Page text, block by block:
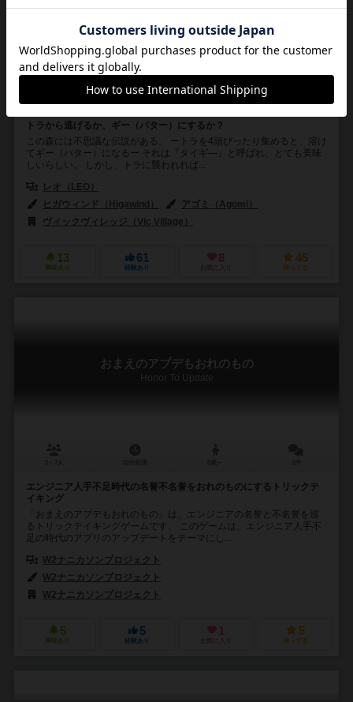
6.1
トラから逃げるか、ギー（バター）にするか？
この森には不思議な伝説がある。 ートラを4頭ぴったり集めると、溶け
てギー（バター）になるー それは『タイギ―』と呼ばれ、とても美味
しいらしい。 しかし、トラに襲われれば...
レオ（LEO）
ヒガウィンド（Higawind）
アゴミ（Agomi）
ヴィックヴィレッジ（Vic Village）
13
興味あり
61
経験あり
8
お気に入り
45
持ってる
おまえのアプデもおれのもの
Honor To Update
エンジニア人手不足時代の名誉不名誉をおれのものにするトリックテ
イキング
「おまえのアプデもおれのもの」は、エンジニアの名誉と不名誉を巡
るトリックテイキングゲームです。 このゲームは、エンジニア人手不
足の時代のアプリのアップデートをテーマにし...
W2ナニカソンプロジェクト
W2ナニカソンプロジェクト
W2ナニカソンプロジェクト
5
興味あり
5
経験あり
1
お気に入り
5
持ってる